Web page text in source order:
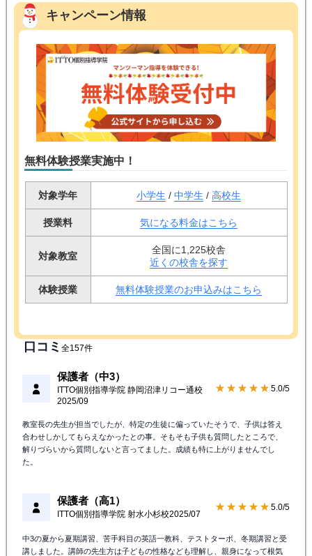
キャンペーン情報
無料体験授業実施中！
対象学年 小学生 / 中学生 / 高校生
授業料 気になる料金はこちら
対象教室
全国に1,225校舎
近くの校舎を探す
体験授業 無料体験授業のお申込みはこちら
口コミ 全157件
保護者（中3）
ITTO個別指導学院 静岡沼津リコー通校
2025/09
★★★★★ 5.0/5
教室長の先生が担当でしたが、特定の生徒に偏っていたそうで、子供は答え
合わせしかしてもらえなかったとの事。そもそも子供も質問したところで、
解りづらいから質問しないと言ってました。成績も特に上がりませんでし
た。
保護者（高1）
ITTO個別指導学院 射水小杉校2025/07
★★★★★ 5.0/5
中3の夏から夏期講習、苦手科目の英語一教科、テストターボ、冬期講習と受
講しました。講師の先生方は子どもの性格なども理解し、親身になって根気